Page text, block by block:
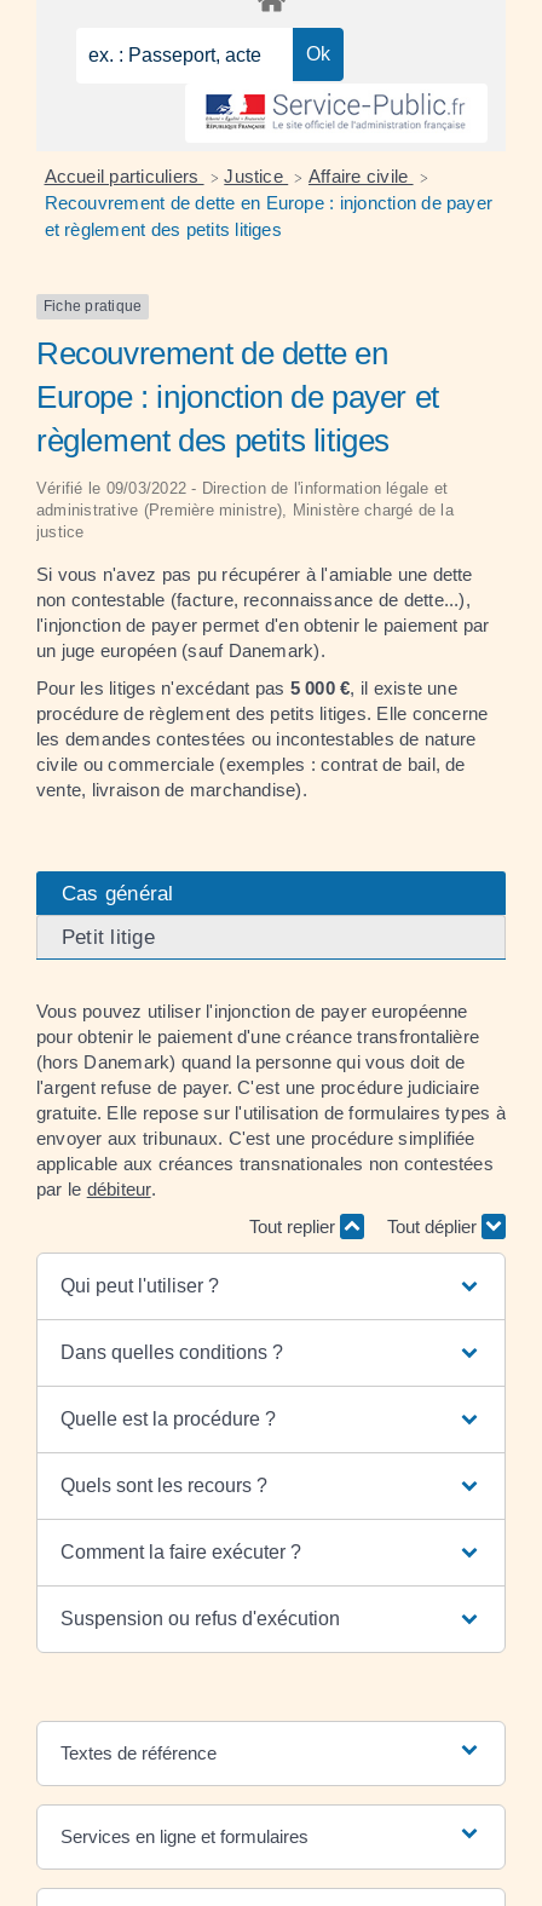
Accueil particuliers > Justice > Affaire civile >
Recouvrement de dette en Europe : injonction de payer
et règlement des petits litiges
Fiche pratique
Recouvrement de dette en
Europe : injonction de payer et
règlement des petits litiges
Vérifié le 09/03/2022 - Direction de l'information légale et
administrative (Première ministre), Ministère chargé de la
justice
Si vous n'avez pas pu récupérer à l'amiable une dette
non contestable (facture, reconnaissance de dette...),
l'injonction de payer permet d'en obtenir le paiement par
un juge européen (sauf Danemark).
Pour les litiges n'excédant pas 5 000 €, il existe une
procédure de règlement des petits litiges. Elle concerne
les demandes contestées ou incontestables de nature
civile ou commerciale (exemples : contrat de bail, de
vente, livraison de marchandise).
Cas général
Petit litige
Vous pouvez utiliser l'injonction de payer européenne
pour obtenir le paiement d'une créance transfrontalière
(hors Danemark) quand la personne qui vous doit de
l'argent refuse de payer. C'est une procédure judiciaire
gratuite. Elle repose sur l'utilisation de formulaires types à
envoyer aux tribunaux. C'est une procédure simplifiée
applicable aux créances transnationales non contestées
par le débiteur.
Tout replier
Tout déplier
Qui peut l'utiliser ?
Dans quelles conditions ?
Quelle est la procédure ?
Quels sont les recours ?
Comment la faire exécuter ?
Suspension ou refus d'exécution
Textes de référence
Services en ligne et formulaires